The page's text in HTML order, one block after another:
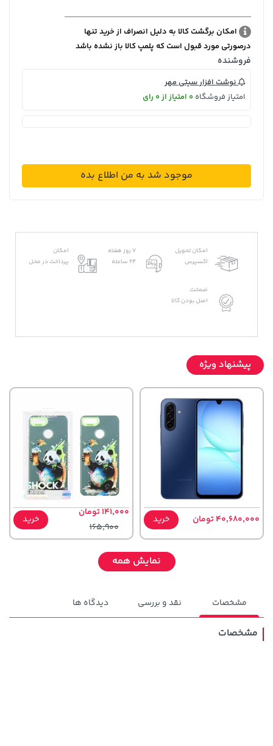
امکان برگشت کالا به دلیل انصراف از خرید تنها
درصورتی مورد قبول است که پلمپ کالا باز نشده باشد
فروشنده
نوشت افزار سیتی مهر
امتیاز فروشگاه 0 امتیاز از 0 رای
موجود شد به من اطلاع بده
امکان تحویل
اکسپرس
7 روز هفته
24 ساعته
امکان
پرداخت در محل
ضمانت
اصل بودن کالا
پیشنهاد ویژه
40,680,000 تومان خرید
141,000 تومان
165,900
خرید
نمایش همه
مشخصات نقد و بررسی دیدگاه ها
مشخصات